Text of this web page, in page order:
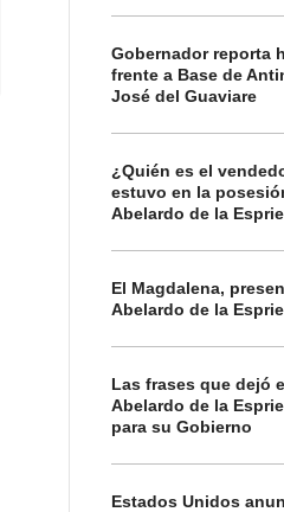
Gobernador reporta
frente a Base de
José del Guaviare
¿Quién es el
estuvo en la
Abelardo de la
El Magdalena,
Abelardo de la
Las frases que dejó
Abelardo de la
para su Gobierno
Estados Unidos